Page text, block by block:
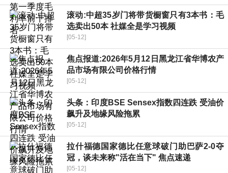
滚动:中超35岁门将带货橱窗只有3本书：毛
选卖出50本 社媒全是学习视频
[05-12]
焦点报道:2026年5月12日黑龙江省华博农产
品市场有限公司价格行情
[05-12]
头条：印度BSE Sensex指数四连跌 受油价
飙升及地缘风险拖累
[05-12]
拉什福德国家德比任意球破门助巴萨2-0夺
冠，谈未来称"活在当下" 焦点速递
[05-12]